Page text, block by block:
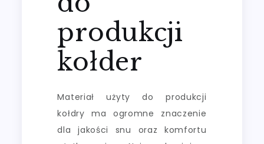
produkcji
kołder
Materiał użyty do produkcji
kołdry ma ogromne znaczenie
dla jakości snu oraz komfortu